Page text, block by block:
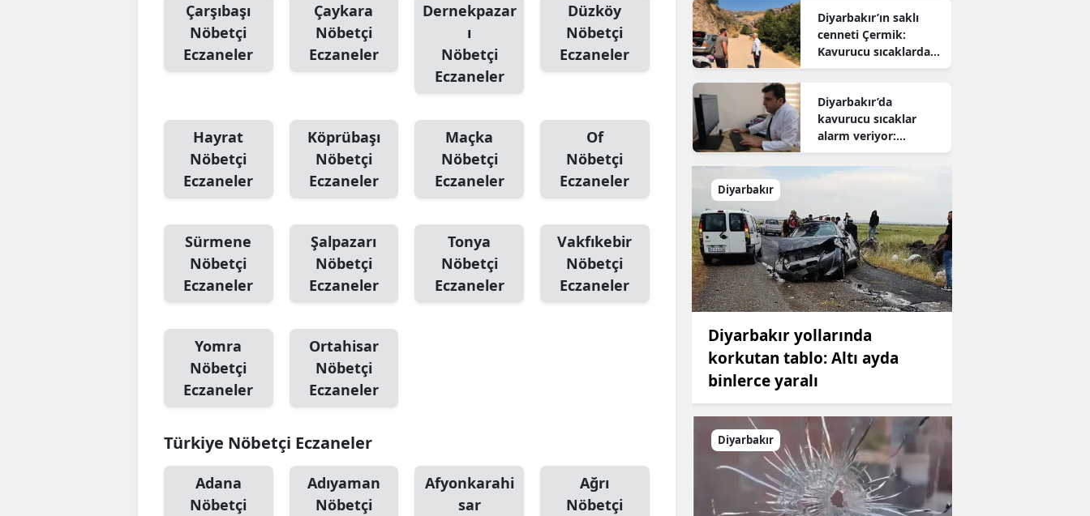
Çarşıbaşı
Nöbetçi
Eczaneler
Çaykara
Nöbetçi
Eczaneler
Dernekpazar
ı
Nöbetçi
Eczaneler
Düzköy
Nöbetçi
Eczaneler
Hayrat
Nöbetçi
Eczaneler
Köprübaşı
Nöbetçi
Eczaneler
Maçka
Nöbetçi
Eczaneler
Of
Nöbetçi
Eczaneler
Sürmene
Nöbetçi
Eczaneler
Şalpazarı
Nöbetçi
Eczaneler
Tonya
Nöbetçi
Eczaneler
Vakfıkebir
Nöbetçi
Eczaneler
Yomra
Nöbetçi
Eczaneler
Ortahisar
Nöbetçi
Eczaneler
Türkiye Nöbetçi Eczaneler
Adana
Nöbetçi
Adıyaman
Nöbetçi
Afyonkarahi
sar
Ağrı
Nöbetçi
Diyarbakır’ın saklı
cenneti Çermik:
Kavurucu sıcaklardan
kaçanların yeni adresi
Diyarbakır’da
kavurucu sıcaklar
alarm veriyor:
Uzmanından hayati
uyarı
Diyarbakır
Diyarbakır yollarında
korkutan tablo: Altı ayda
binlerce yaralı
Diyarbakır